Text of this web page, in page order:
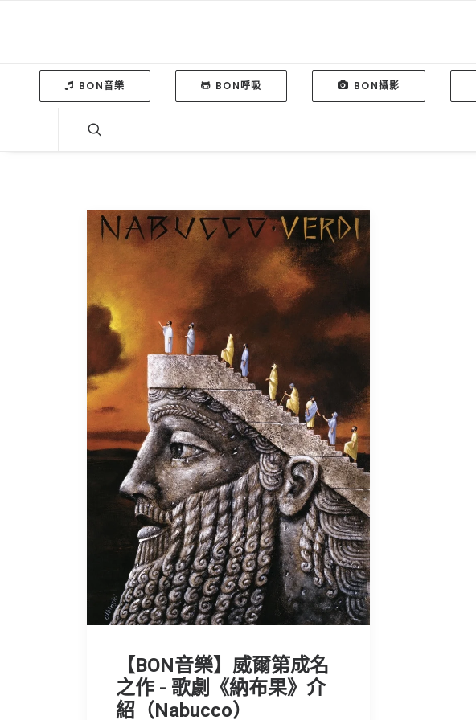
BON音樂 BON呼吸 BON攝影
【BON音樂】威爾第成名
之作 - 歌劇《納布果》介
紹（Nabucco）